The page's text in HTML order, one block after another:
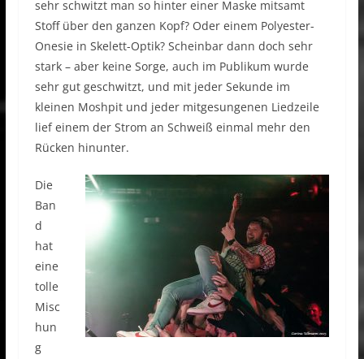
sehr schwitzt man so hinter einer Maske mitsamt
Stoff über den ganzen Kopf? Oder einem Polyester-
Onesie in Skelett-Optik? Scheinbar dann doch sehr
stark – aber keine Sorge, auch im Publikum wurde
sehr gut geschwitzt, und mit jeder Sekunde im
kleinen Moshpit und jeder mitgesungenen Liedzeile
lief einem der Strom an Schweiß einmal mehr den
Rücken hinunter.
Die
Ban
d
hat
eine
tolle
Misc
hun
g